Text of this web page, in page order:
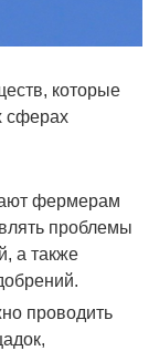
которые
сферах
фермерам
проблемы
а также
проводить